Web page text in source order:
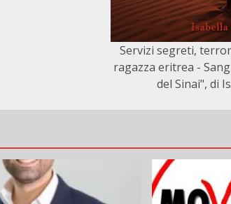
Servizi segreti,
ragazza eritrea -
del Sinai", di